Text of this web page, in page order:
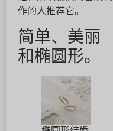
作的人推荐它。
简单、美丽
和椭圆形。